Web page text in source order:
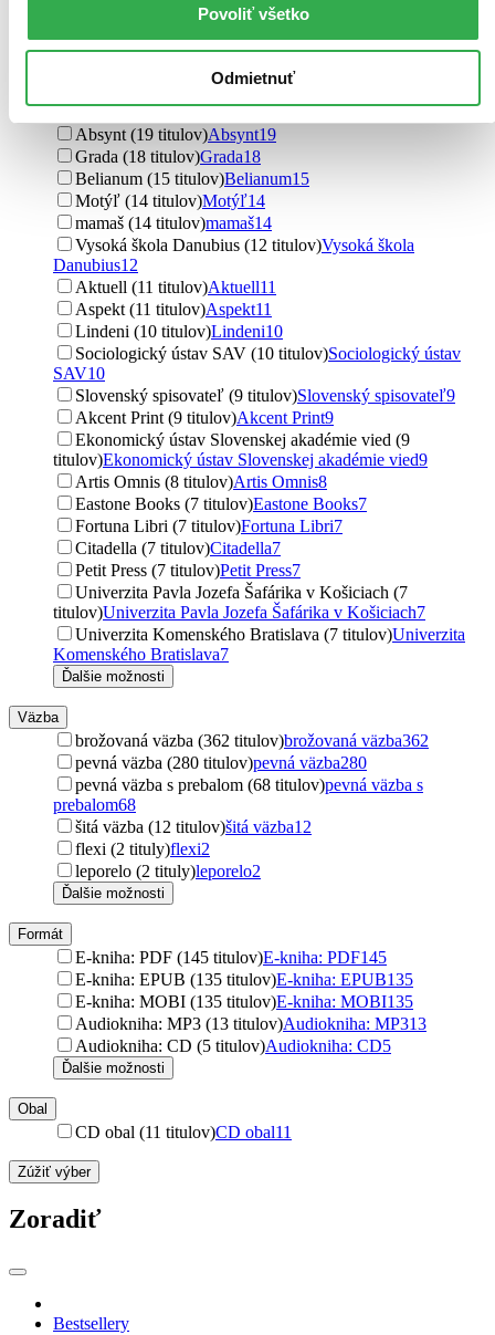
Povoliť všetko
Odmietnuť
Tatran (28 titulov)Tatran28
Marenčin PT (27 titulov)Marenčin PT27
Kalligram (25 titulov) Kalligram
titulov)Vydavateľstvo Spolku slovenských spisovateľov24
Absynt (19 titulov)Absynt19
Grada (18 titulov)Grada18
Belianum (15 titulov)Belianum15
Motýľ (14 titulov)Motýľ14
mamaš (14 titulov)mamaš14
Vysoká škola Danubius (12 titulov)Vysoká škola
Danubius12
Aktuell (11 titulov)Aktuell11
Aspekt (11 titulov)Aspekt11
Lindeni (10 titulov)Lindeni10
Sociologický ústav SAV (10 titulov)Sociologický ústav
SAV10
Slovenský spisovateľ (9 titulov)Slovenský spisovateľ9
Akcent Print (9 titulov)Akcent Print9
Ekonomický ústav Slovenskej akadémie vied (9
titulov)Ekonomický ústav Slovenskej akadémie vied9
Artis Omnis (8 titulov)Artis Omnis8
Eastone Books (7 titulov)Eastone Books7
Fortuna Libri (7 titulov)Fortuna Libri7
Citadella (7 titulov)Citadella7
Petit Press (7 titulov)Petit Press7
Univerzita Pavla Jozefa Šafárika v Košiciach (7
titulov)Univerzita Pavla Jozefa Šafárika v Košiciach7
Univerzita Komenského Bratislava (7 titulov)Univerzita
Komenského Bratislava7
Ďalšie možnosti
Väzba
brožovaná väzba (362 titulov)brožovaná väzba362
pevná väzba (280 titulov)pevná väzba280
pevná väzba s prebalom (68 titulov)pevná väzba s
prebalom68
šitá väzba (12 titulov)šitá väzba12
flexi (2 tituly)flexi2
leporelo (2 tituly)leporelo2
Ďalšie možnosti
Formát
E-kniha: PDF (145 titulov)E-kniha: PDF145
E-kniha: EPUB (135 titulov)E-kniha: EPUB135
E-kniha: MOBI (135 titulov)E-kniha: MOBI135
Audiokniha: MP3 (13 titulov)Audiokniha: MP313
Audiokniha: CD (5 titulov)Audiokniha: CD5
Ďalšie možnosti
Obal
CD obal (11 titulov)CD obal11
Zúžiť výber
Zoradiť
Bestsellery